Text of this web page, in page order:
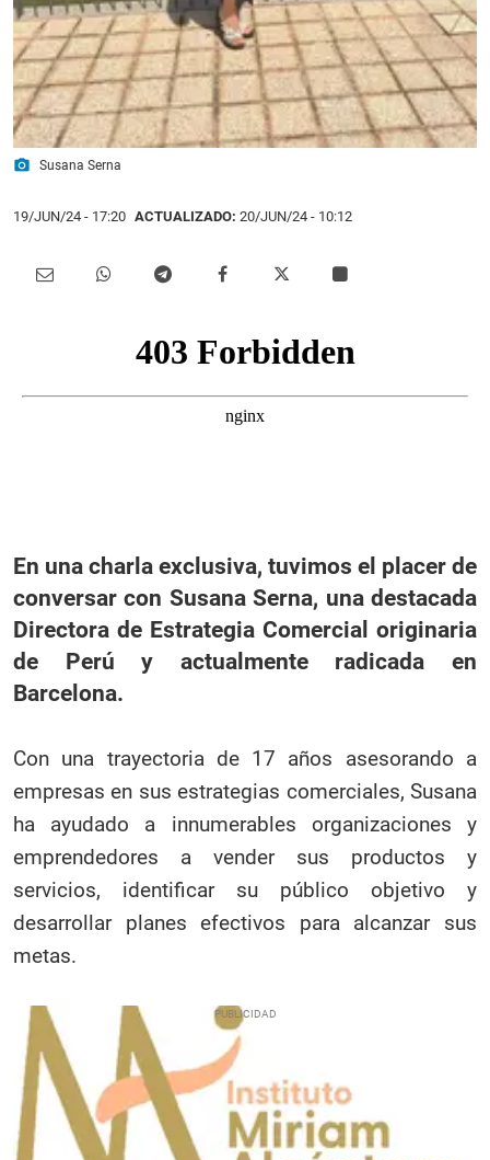
photo_camera Susana Serna
19/JUN/24 - 17:20 ACTUALIZADO: 20/JUN/24 - 10:12
En una charla exclusiva, tuvimos el placer de
conversar con Susana Serna, una destacada
Directora de Estrategia Comercial originaria
de Perú y actualmente radicada en
Barcelona.
Con una trayectoria de 17 años asesorando a
empresas en sus estrategias comerciales, Susana
ha ayudado a innumerables organizaciones y
emprendedores a vender sus productos y
servicios, identificar su público objetivo y
desarrollar planes efectivos para alcanzar sus
metas.